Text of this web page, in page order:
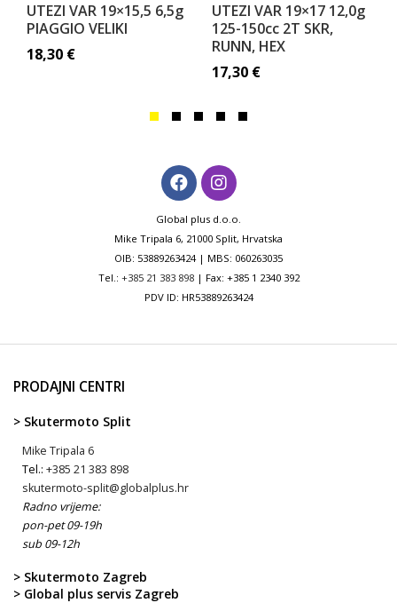
UTEZI VAR 19×15,5 6,5g
PIAGGIO VELIKI
18,30 €
UTEZI VAR 19×17 12,0g
125-150cc 2T SKR,
RUNN, HEX
17,30 €
Global plus d.o.o.
Mike Tripala 6, 21000 Split, Hrvatska
OIB: 53889263424 | MBS: 060263035
Tel.: +385 21 383 898| Fax: +385 1 2340 392
PDV ID: HR53889263424
PRODAJNI CENTRI
> Skutermoto Split
Mike Tripala 6
Tel.: +385 21 383 898
skutermoto-split@globalplus.hr
Radno vrijeme:
pon-pet 09-19h
sub 09-12h
> Skutermoto Zagreb
> Global plus servis Zagreb